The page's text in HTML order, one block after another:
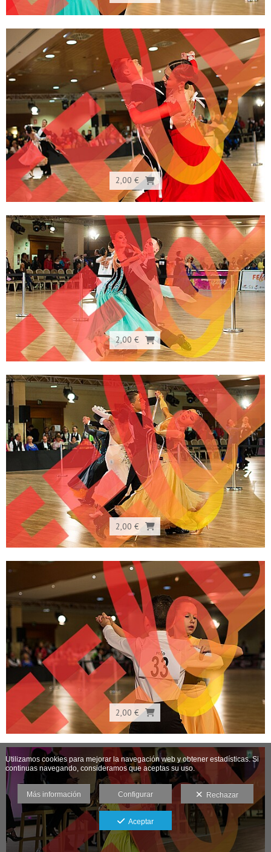
2,00 €
2,00 €
2,00 €
2,00 €
Utilizamos cookies para mejorar la navegación web y obtener estadísticas. Si
continuas navegando, consideramos que aceptas su uso.
Más información Configurar Rechazar
Aceptar